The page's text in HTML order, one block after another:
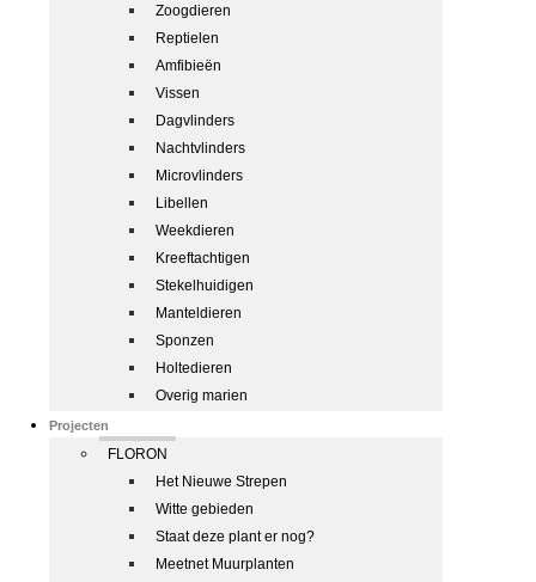
Zoogdieren
Reptielen
Amfibieën
Vissen
Dagvlinders
Nachtvlinders
Microvlinders
Libellen
Weekdieren
Kreeftachtigen
Stekelhuidigen
Manteldieren
Sponzen
Holtedieren
Overig marien
Projecten
FLORON
Het Nieuwe Strepen
Witte gebieden
Staat deze plant er nog?
Meetnet Muurplanten